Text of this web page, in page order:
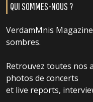
QUI SOMMES-NOUS ?
VerdamMnis
sombres.
Retrouvez toutes nos
photos de concerts
et live reports,